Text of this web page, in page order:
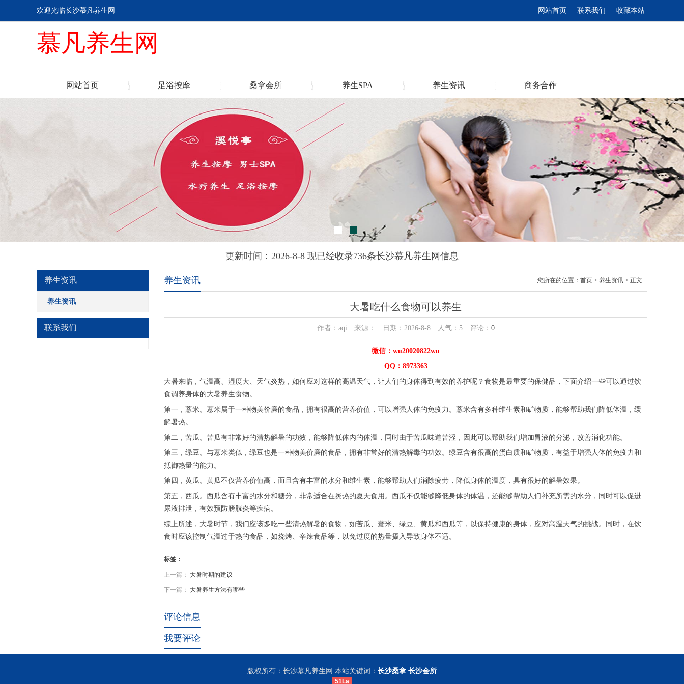
网站首页 联系我们 收藏本站
欢迎光临长沙慕凡养生网
慕凡养生网
网站首页 足浴按摩 桑拿会所 养生SPA 养生资讯 商务合作
更新时间：2026-8-8 现已经收录736条长沙慕凡养生网信息
养生资讯
养生资讯
联系我们
养生资讯 您所在的位置： 首页 > 养生资讯 > 正文
大暑吃什么食物可以养生
作者：aqi 来源： 日期：2026-8-8 人气： 5评论： 0
微信：wu20020822wu
QQ：8973363
大暑来临，气温高、湿度大、天气炎热，如何应对这样的高温天气，让人们的身体得到有效的养护呢？食物是最重要的保健品，下面介绍一些可以通过饮
食调养身体的大暑养生食物。
第一，薏米。薏米属于一种物美价廉的食品，拥有很高的营养价值，可以增强人体的免疫力。薏米含有多种维生素和矿物质，能够帮助我们降低体温，缓
解暑热。
第二，苦瓜。苦瓜有非常好的清热解暑的功效，能够降低体内的体温，同时由于苦瓜味道苦涩，因此可以帮助我们增加胃液的分泌，改善消化功能。
第三，绿豆。与薏米类似，绿豆也是一种物美价廉的食品，拥有非常好的清热解毒的功效。绿豆含有很高的蛋白质和矿物质，有益于增强人体的免疫力和
抵御热量的能力。
第四，黄瓜。黄瓜不仅营养价值高，而且含有丰富的水分和维生素，能够帮助人们消除疲劳，降低身体的温度，具有很好的解暑效果。
第五，西瓜。西瓜含有丰富的水分和糖分，非常适合在炎热的夏天食用。西瓜不仅能够降低身体的体温，还能够帮助人们补充所需的水分，同时可以促进
尿液排泄，有效预防膀胱炎等疾病。
综上所述，大暑时节，我们应该多吃一些清热解暑的食物，如苦瓜、薏米、绿豆、黄瓜和西瓜等，以保持健康的身体，应对高温天气的挑战。同时，在饮
食时应该控制气温过于热的食品，如烧烤、辛辣食品等，以免过度的热量摄入导致身体不适。
标签：
上一篇： 大暑时期的建议
下一篇： 大暑养生方法有哪些
评论信息
我要评论
版权所有：长沙慕凡养生网 本站关键词： 长沙桑拿 长沙会所
51La